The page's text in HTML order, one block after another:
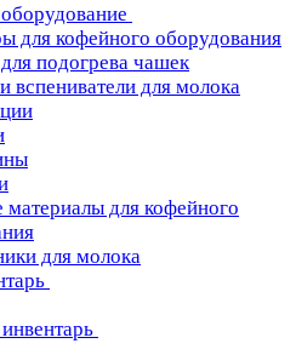
для кофейного оборудования
подогрева чашек
вспениватели для молока
материалы для кофейного
для молока